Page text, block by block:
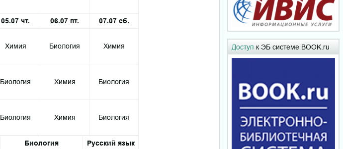
05.07 чт. 06.07 пт.
07.07 сб.
Химия Биология Химия
Биология Химия Биология
Биология Химия Биология
Биология
Русский язык
Доступ к ЭБ системе BOOK.ru